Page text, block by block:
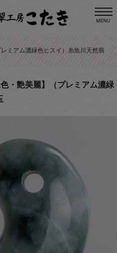
MENU
ミアム濃緑色ヒスイ）糸魚川天然翡
・艶美麗】（プレミアム濃緑